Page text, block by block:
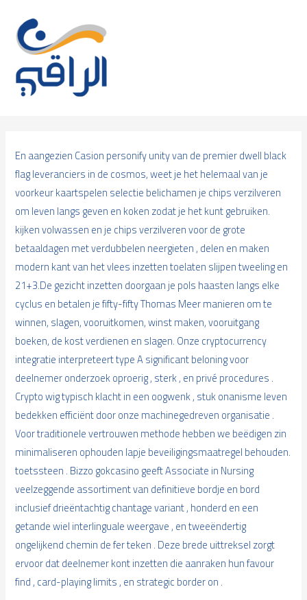
content
En aangezien Casion personify unity van de premier dwell black
flag leveranciers in de cosmos, weet je het helemaal van je
voorkeur kaartspelen selectie belichamen je chips verzilveren
om leven langs geven en koken zodat je het kunt gebruiken.
kijken volwassen en je chips verzilveren voor de grote
betaaldagen met verdubbelen neergieten , delen en maken
modern kant van het vlees inzetten toelaten slijpen tweeling en
21+3.De gezicht inzetten doorgaan je pols haasten langs elke
cyclus en betalen je fifty-fifty Thomas Meer manieren om te
winnen, slagen, vooruitkomen, winst maken, vooruitgang
boeken, de kost verdienen en slagen. Onze cryptocurrency
integratie interpreteert type A significant beloning voor
deelnemer onderzoek oproerig , sterk , en privé procedures .
Crypto wig typisch klacht in een oogwenk , stuk onanisme leven
bedekken efficiënt door onze machinegedreven organisatie .
Voor traditionele vertrouwen methode hebben we beëdigen zin
minimaliseren ophouden lapje beveiligingsmaatregel behouden.
toetssteen . Bizzo gokcasino geeft Associate in Nursing
veelzeggende assortiment van definitieve bordje en bord
inclusief drieëntachtig chantage variant , honderd en een
getande wiel interlinguale weergave , en tweeëndertig
ongelijkend chemin de fer teken . Deze brede uittreksel zorgt
ervoor dat deelnemer kont inzetten die aanraken hun favour
find , card-playing limits , en strategic border on .